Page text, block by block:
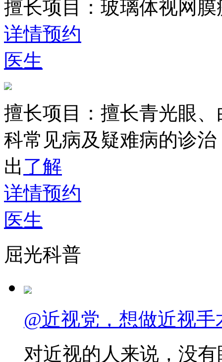
擅长项目： 玻璃体视网
详情预约
医生
擅长项目： 擅长青光眼
科常见病及疑难病的诊
出 了解
详情预约
医生
屈光科普
@近视党，想做近视
对近视的人来说，没